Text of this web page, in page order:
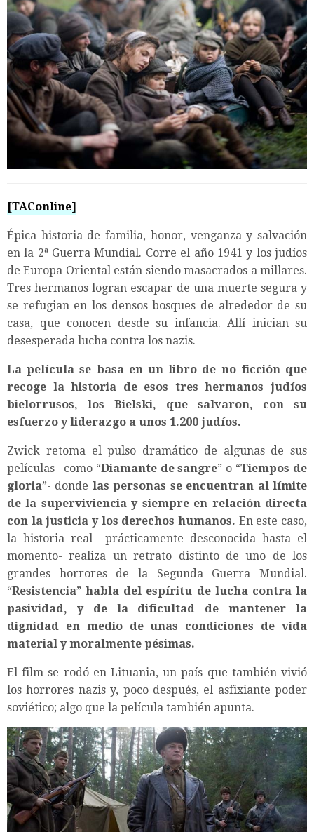
[TAConline]
Épica historia de familia, honor, venganza y salvación
en la 2ª Guerra Mundial. Corre el año 1941 y los judíos
de Europa Oriental están siendo masacrados a millares.
Tres hermanos logran escapar de una muerte segura y
se refugian en los densos bosques de alrededor de su
casa, que conocen desde su infancia. Allí inician su
desesperada lucha contra los nazis.
La película se basa en un libro de no ficción que
recoge la historia de esos tres hermanos judíos
bielorrusos, los Bielski, que salvaron, con su
esfuerzo y liderazgo a unos 1.200 judíos.
Zwick retoma el pulso dramático de algunas de sus
películas –como “Diamante de sangre” o “Tiempos de
gloria”- donde las personas se encuentran al límite
de la superviviencia y siempre en relación directa
con la justicia y los derechos humanos. En este caso,
la historia real –prácticamente desconocida hasta el
momento- realiza un retrato distinto de uno de los
grandes horrores de la Segunda Guerra Mundial.
“Resistencia”habla del espíritu de lucha contra la
pasividad, y de la dificultad de mantener la
dignidad en medio de unas condiciones de vida
material y moralmente pésimas.
El film se rodó en Lituania, un país que también vivió
los horrores nazis y, poco después, el asfixiante poder
soviético; algo que la película también apunta.